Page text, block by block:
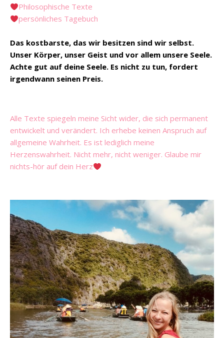
Philosophische Texte
persönliches Tagebuch
Das kostbarste, das wir besitzen sind wir selbst.
Unser Körper, unser Geist und vor allem unsere Seele.
Achte gut auf deine Seele. Es nicht zu tun, fordert
irgendwann seinen Preis.
Alle Texte spiegeln meine Sicht wider, die sich permanent
entwickelt und verändert. Ich erhebe keinen Anspruch auf
allgemeine Wahrheit. Es ist lediglich meine
Herzenswahrheit. Nicht mehr, nicht weniger. Glaube mir
nichts-hör auf dein Herz